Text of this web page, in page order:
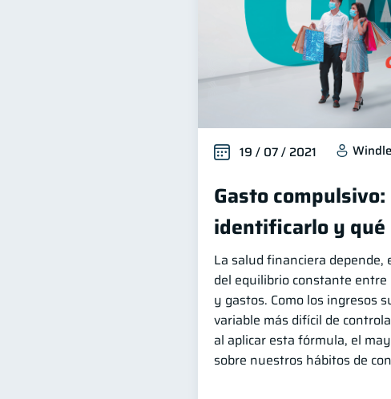
19 / 07 / 2021
Gasto compulsivo:
identificarlo y qué
La salud financiera depende,
del equilibrio constante
y gastos. Como los ingresos
variable más difícil de
al aplicar esta fórmula, el
sobre nuestros hábitos de